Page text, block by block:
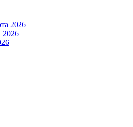
2026
2026